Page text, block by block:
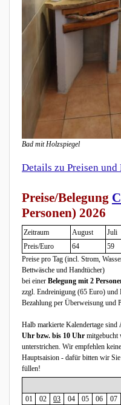
Bad mit Holzspiegel
Details zu Preisen und
Preise/Belegung
Personen) 2026
Zeitraum August Juli
Preis/Euro
64 59
Preise pro Tag (incl. Strom,
Bettwäsche und Handtücher)
bei einer Belegung mit 2
zzgl. Endreinigung (65 Euro)
Bezahlung per Überweisung und
Halb markierte Kalendertage sind
Uhr bzw. bis 10 Uhr mitgebucht
unterstrichen. Wir empfehlen
Hauptsaision - dafür bitten wir
füllen!
01 02 03 04 05 06 07